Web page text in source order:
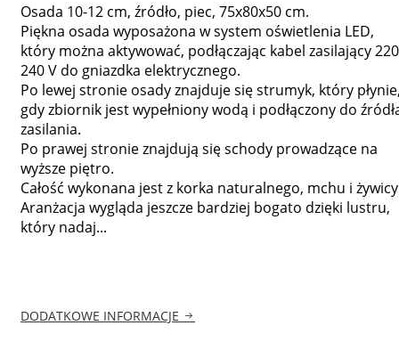
Osada 10-12 cm, źródło, piec, 75x80x50 cm.
Piękna osada wyposażona w system oświetlenia LED,
który można aktywować, podłączając kabel zasilający
240 V do gniazdka elektrycznego.
Po lewej stronie osady znajduje się strumyk, który
gdy zbiornik jest wypełniony wodą i podłączony do
zasilania.
Po prawej stronie znajdują się schody prowadzące na
wyższe piętro.
Całość wykonana jest z korka naturalnego, mchu i
Aranżacja wygląda jeszcze bardziej bogato dzięki lustru,
który nadaj...
DODATKOWE INFORMACJE